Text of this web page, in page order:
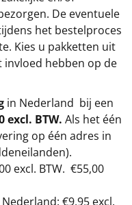
De eventuele
het bestelproces
Kies u pakketten uit
invloed hebben op de
in Nederland bij een
excl. BTW. Als het één
op één adres in
excl. BTW. €55,00
€9,95 excl.